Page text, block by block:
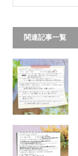
関連記事一覧